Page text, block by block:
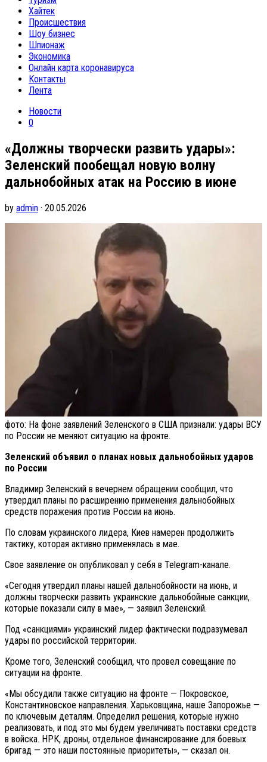
Хайтек
Происшествия
Шоу бизнес
Шпионаж
Экономика
Онлайн карта коронавируса
Контакты
Лента
Новости
0
«Должны творчески развить удары»:
Зеленский пообещал новую волну
дальнобойных атак на Россию в июне
by admin · 20.05.2026
фото: На фоне заявлений Зеленского в США признали: удары ВСУ
по России не меняют ситуацию на фронте.
Зеленский объявил о планах новых дальнобойных ударов
по России
Владимир Зеленский в вечернем обращении сообщил, что
утвердил планы по расширению применения дальнобойных
средств поражения против России на июнь.
По словам украинского лидера, Киев намерен продолжить
тактику, которая активно применялась в мае.
Свое заявление он опубликовал у себя в Telegram-канале.
«Сегодня утвердил планы нашей дальнобойности на июнь, и
должны творчески развить украинские дальнобойные санкции,
которые показали силу в мае», — заявил Зеленский.
Под «санкциями» украинский лидер фактически подразумевал
удары по российской территории.
Кроме того, Зеленский сообщил, что провел совещание по
ситуации на фронте.
«Мы обсудили также ситуацию на фронте — Покровское,
Константиновское направления. Харьковщина, наше Запорожье —
по ключевым деталям. Определил решения, которые нужно
реализовать, и под это мы будем увеличивать поставки средств
в войска. НРК, дроны, отдельное финансирование для боевых
бригад — это наши постоянные приоритеты», — сказал он.